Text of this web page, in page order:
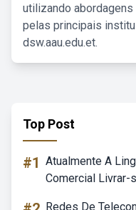
utilizando
pelas principais
dsw.aau.edu.et.
Top Post
#1 Atualmente A
Comercial Livrar-
Redes De